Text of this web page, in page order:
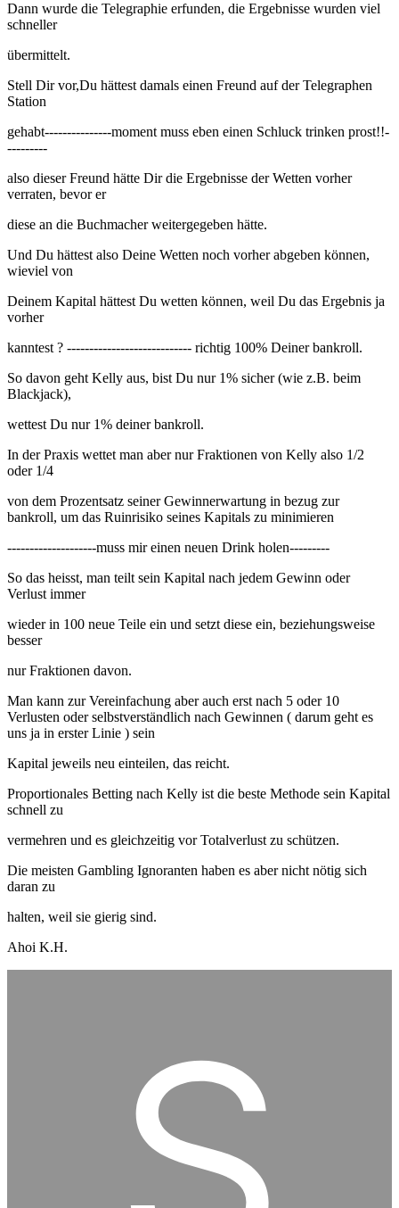
Dann wurde die Telegraphie erfunden, die Ergebnisse wurden viel
schneller
übermittelt.
Stell Dir vor,Du hättest damals einen Freund auf der Telegraphen
Station
gehabt---------------moment muss eben einen Schluck trinken prost!!-
---------
also dieser Freund hätte Dir die Ergebnisse der Wetten vorher
verraten, bevor er
diese an die Buchmacher weitergegeben hätte.
Und Du hättest also Deine Wetten noch vorher abgeben können,
wieviel von
Deinem Kapital hättest Du wetten können, weil Du das Ergebnis ja
vorher
kanntest ? ---------------------------- richtig 100% Deiner bankroll.
So davon geht Kelly aus, bist Du nur 1% sicher (wie z.B. beim
Blackjack),
wettest Du nur 1% deiner bankroll.
In der Praxis wettet man aber nur Fraktionen von Kelly also 1/2
oder 1/4
von dem Prozentsatz seiner Gewinnerwartung in bezug zur
bankroll, um das Ruinrisiko seines Kapitals zu minimieren
--------------------muss mir einen neuen Drink holen---------
So das heisst, man teilt sein Kapital nach jedem Gewinn oder
Verlust immer
wieder in 100 neue Teile ein und setzt diese ein, beziehungsweise
besser
nur Fraktionen davon.
Man kann zur Vereinfachung aber auch erst nach 5 oder 10
Verlusten oder selbstverständlich nach Gewinnen ( darum geht es
uns ja in erster Linie ) sein
Kapital jeweils neu einteilen, das reicht.
Proportionales Betting nach Kelly ist die beste Methode sein Kapital
schnell zu
vermehren und es gleichzeitig vor Totalverlust zu schützen.
Die meisten Gambling Ignoranten haben es aber nicht nötig sich
daran zu
halten, weil sie gierig sind.
Ahoi K.H.